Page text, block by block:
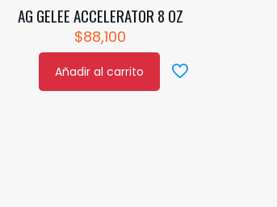
AG GELEE ACCELERATOR 8 OZ
$88,100
Añadir al carrito